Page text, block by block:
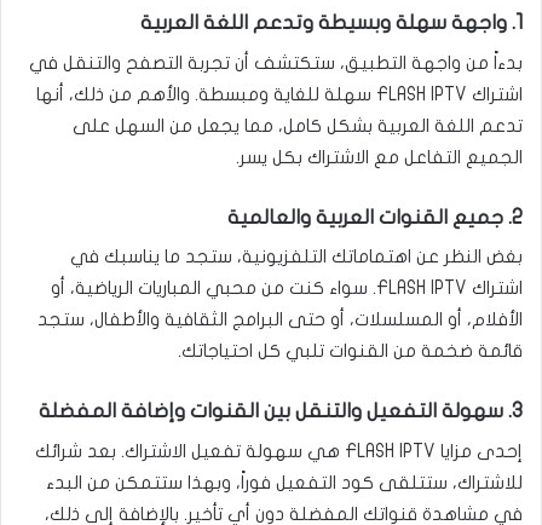
1. واجهة سهلة وبسيطة وتدعم اللغة العربية
بدءاً من واجهة التطبيق، ستكتشف أن تجربة التصفح والتنقل في
اشتراك FLASH IPTV سهلة للغاية ومبسطة. والأهم من ذلك، أنها
تدعم اللغة العربية بشكل كامل، مما يجعل من السهل على
الجميع التفاعل مع الاشتراك بكل يسر.
2. جميع القنوات العربية والعالمية
بغض النظر عن اهتماماتك التلفزيونية، ستجد ما يناسبك في
اشتراك FLASH IPTV. سواء كنت من محبي المباريات الرياضية، أو
الأفلام، أو المسلسلات، أو حتى البرامج الثقافية والأطفال، ستجد
قائمة ضخمة من القنوات تلبي كل احتياجاتك.
3. سهولة التفعيل والتنقل بين القنوات وإضافة المفضلة
إحدى مزايا FLASH IPTV هي سهولة تفعيل الاشتراك. بعد شرائك
للاشتراك، ستتلقى كود التفعيل فوراً، وبهذا ستتمكن من البدء
في مشاهدة قنواتك المفضلة دون أي تأخير. بالإضافة إلى ذلك،